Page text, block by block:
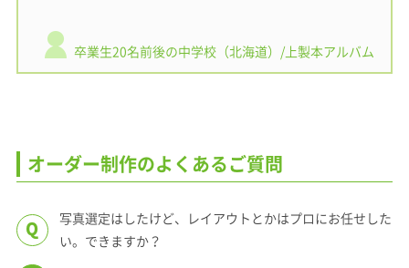
卒業生20名前後の中学校（北海道）/上製本アルバム
オーダー制作のよくあるご質問
Q
写真選定はしたけど、レイアウトとかはプロにお任せした
い。できますか？